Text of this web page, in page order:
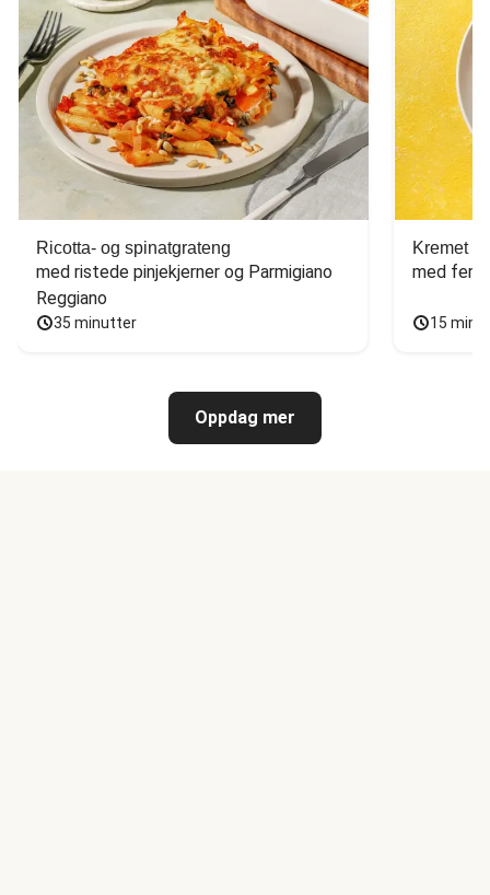
Ricotta- og spinatgrateng
med ristede pinjekjerner og Parmigiano
Reggiano
35 minutter
Kremet
med
15
Oppdag mer